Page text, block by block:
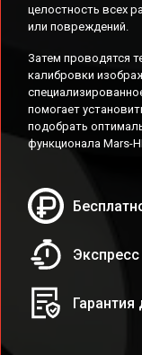
целостность всех
или повреждений.
Затем проводятся
калибровки
помогает
подобрать
функционала Mars-
Гарантия